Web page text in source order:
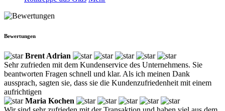
Bewertungen
Brent Adrian
Sehr zufrieden mit dem Kundenservice des Unternehmens. Sie
beantworten Fragen schnell und klar. Als ich meinen Dank
aussprach, sagten sie, dass sie die Kundenzufriedenheit mit einem
aufrichtigen
Maria Kochen